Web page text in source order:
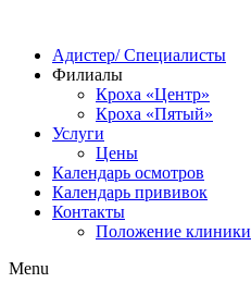
Адистер/ Специалисты
Филиалы
Кроха «Центр»
Кроха «Пятый»
Услуги
Цены
Календарь осмотров
Календарь прививок
Контакты
Положение клиники
Menu